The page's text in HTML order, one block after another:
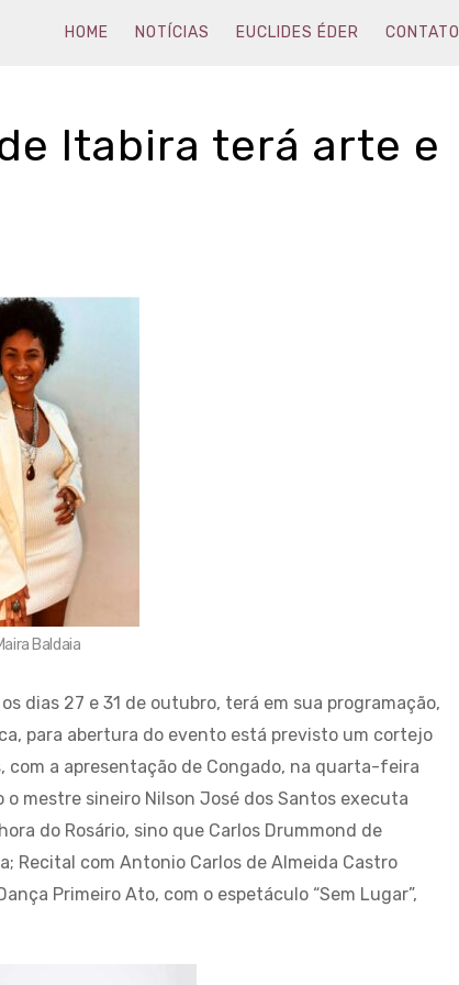
HOME NOTÍCIAS EUCLIDES ÉDER CONTATO
Itabira terá arte e
Baldaia
dias 27 e 31 de outubro, terá em sua programação,
para abertura do evento está previsto um cortejo
com a apresentação de Congado, na quarta-feira
mestre sineiro Nilson José dos Santos executa
do Rosário, sino que Carlos Drummond de
Recital com Antonio Carlos de Almeida Castro
Primeiro Ato, com o espetáculo “Sem Lugar”,